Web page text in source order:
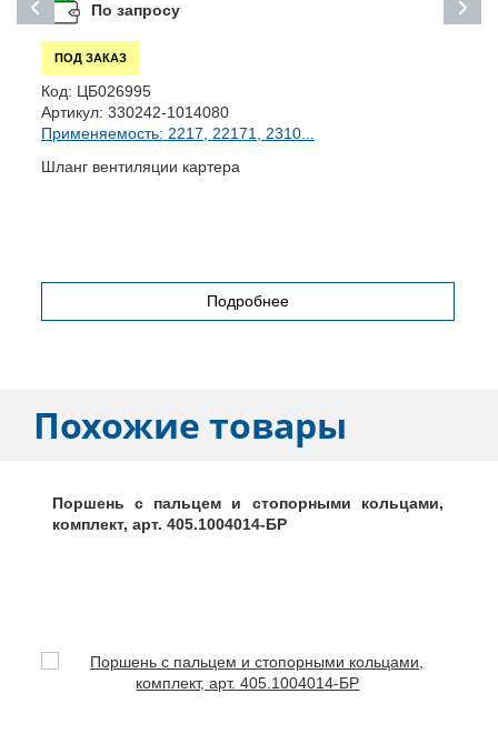
По запросу
ПОД ЗАКАЗ
Код: ЦБ026995
Артикул: 330242-1014080
Применяемость: 2217, 22171, 2310...
Шланг вентиляции картера
Подробнее
Похожие товары
Поршень с пальцем и стопорными кольцами,
комплект, арт. 405.1004014-БР